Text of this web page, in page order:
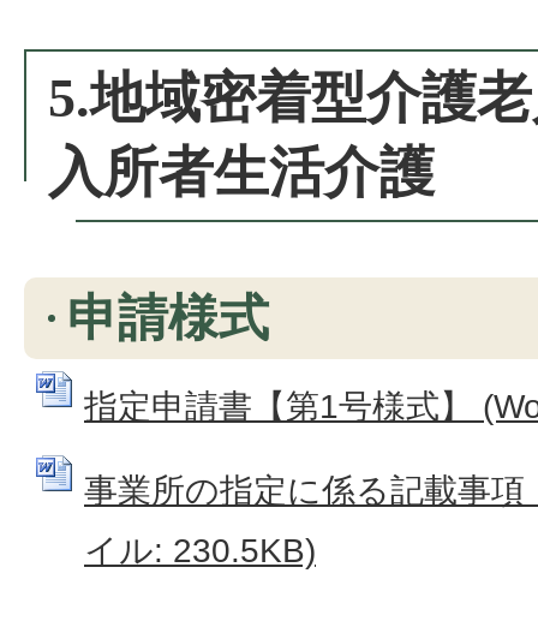
5.地域密着型介護
入所者生活介護
申請様式
指定申請書【第1号様式】
事業所の指定に係る記載事
イル: 230.5KB)